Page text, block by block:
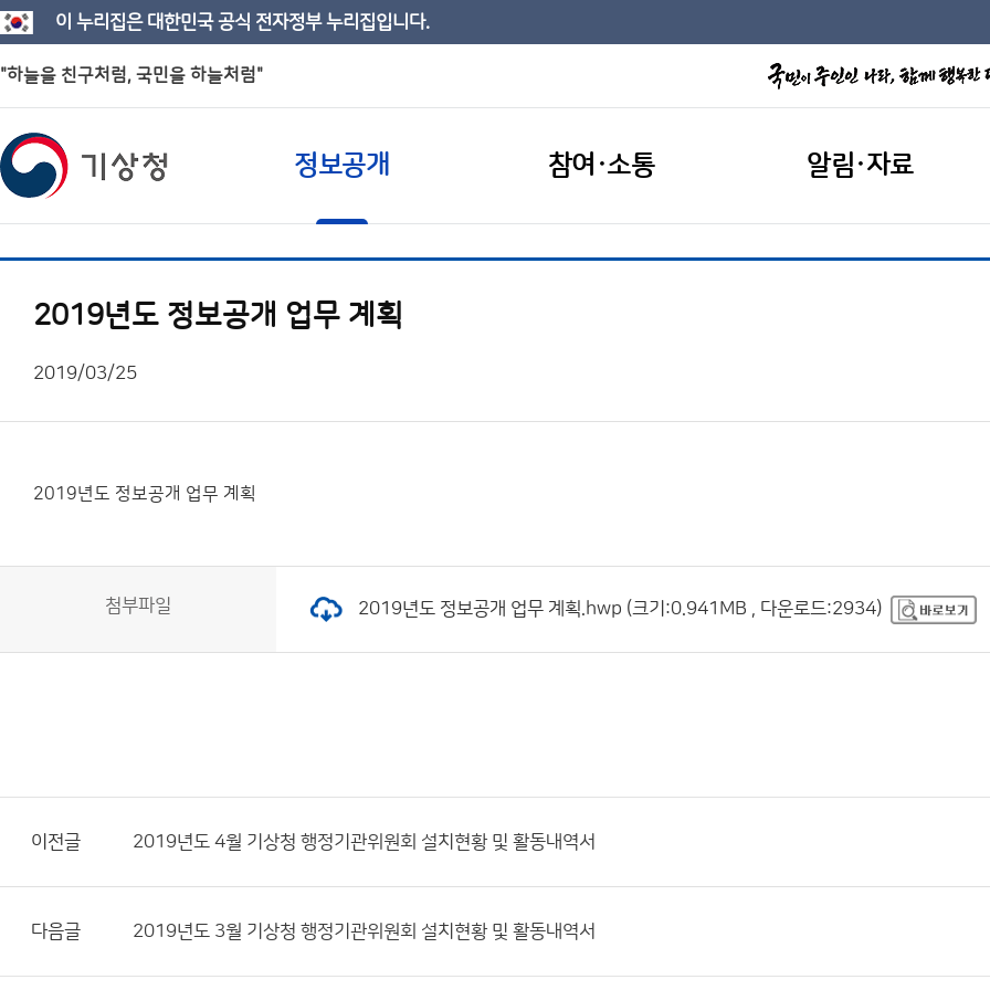
이 누리집은 대한민국 공식 전자정부 누리집입니다.
"하늘을 친구처럼, 국민을 하늘처럼"
정보공개 참여·소통 알림·자료
2019년도 정보공개 업무 계획
2019/03/25
2019년도 정보공개 업무 계획
첨부파일 2019년도 정보공개 업무 계획.hwp (크기:0.941MB , 다운로드:2934)
이전글 2019년도 4월 기상청 행정기관위원회 설치현황 및 활동내역서
다음글 2019년도 3월 기상청 행정기관위원회 설치현황 및 활동내역서